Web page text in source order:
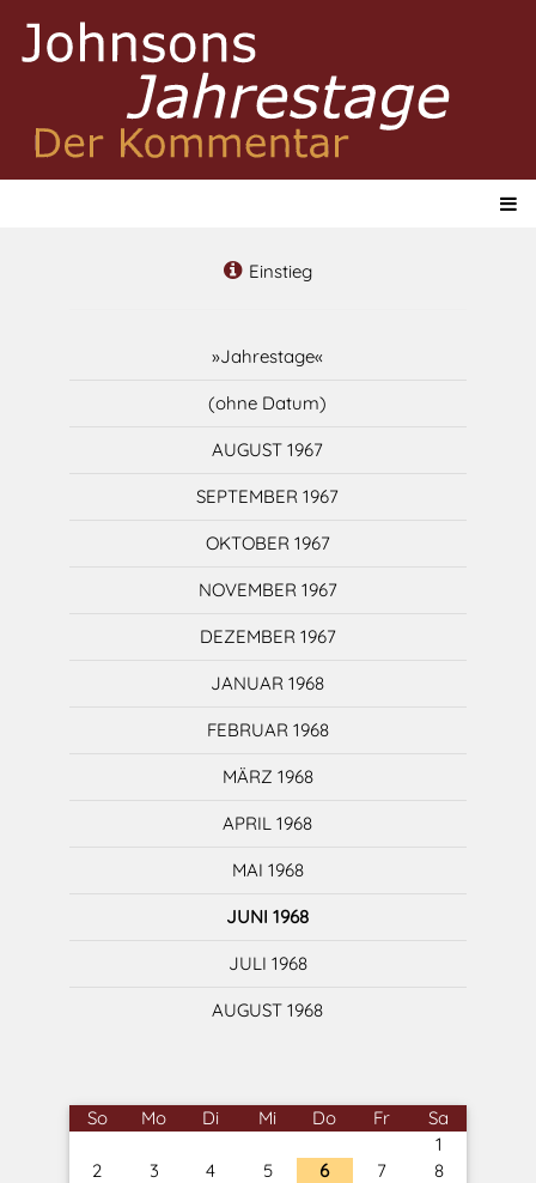
Einstieg
»Jahrestage«
(ohne Datum)
AUGUST 1967
SEPTEMBER 1967
OKTOBER 1967
NOVEMBER 1967
DEZEMBER 1967
JANUAR 1968
FEBRUAR 1968
MÄRZ 1968
APRIL 1968
MAI 1968
JUNI 1968
JULI 1968
AUGUST 1968
So Mo Di Mi Do Fr
Sa
1
2
3 4 5 6 7
8